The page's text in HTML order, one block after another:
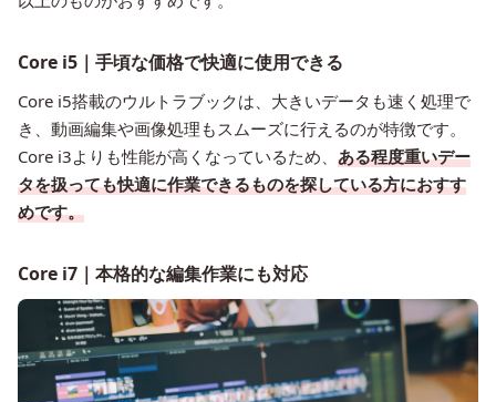
Core i5｜手頃な価格で快適に使用できる
Core i5搭載のウルトラブックは、大きいデータも速く処理で
き、動画編集や画像処理もスムーズに行えるのが特徴です。
Core i3よりも性能が高くなっているため、 ある程度重いデー
タを扱っても快適に作業できるものを探している方におすす
めです。
Core i7｜本格的な編集作業にも対応